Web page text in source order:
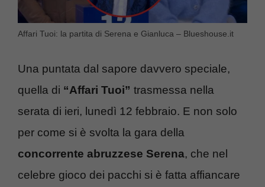
Affari Tuoi: la partita di Serena e Gianluca – Blueshouse.it
Una puntata dal sapore davvero speciale,
quella di “Affari Tuoi” trasmessa nella
serata di ieri, lunedì 12 febbraio. E non solo
per come si è svolta la gara della
concorrente abruzzese Serena, che nel
celebre gioco dei pacchi si è fatta affiancare